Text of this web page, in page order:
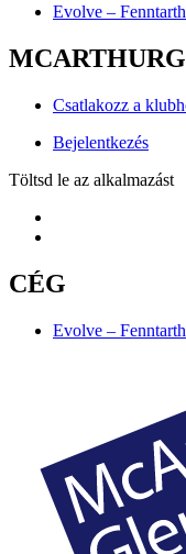
Evolve –
Csatlakozz a
Bejelentkezés
Töltsd le az alkalmazást
CÉG
Evolve –